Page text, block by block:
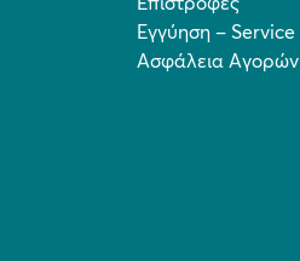
Εγγύηση – Service
Ασφάλεια Αγορών